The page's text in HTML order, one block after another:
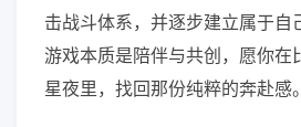
击战斗体系，并逐步建立属于自
游戏本质是陪伴与共创，愿你在
星夜里，找回那份纯粹的奔赴感。